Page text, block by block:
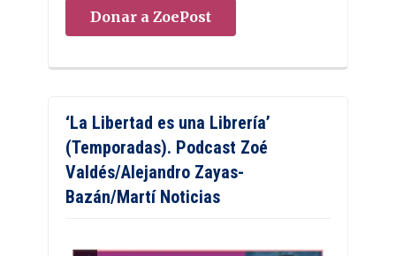
Donar a ZoePost
‘La Libertad es una Librería’
(Temporadas). Podcast Zoé
Valdés/Alejandro Zayas-
Bazán/Martí Noticias